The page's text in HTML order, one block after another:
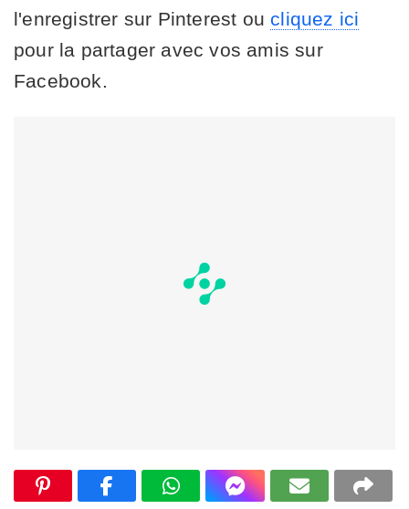
l'enregistrer sur Pinterest ou cliquez ici
pour la partager avec vos amis sur
Facebook.